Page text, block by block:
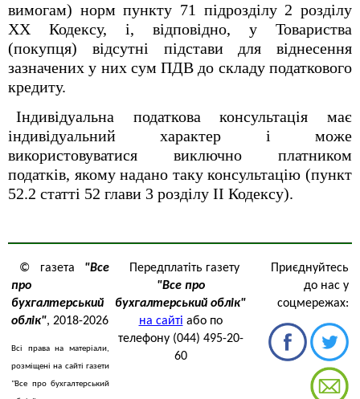
вимогам) норм пункту 71 підрозділу 2 розділу
ХХ Кодексу, і, відповідно, у Товариства
(покупця) відсутні підстави для віднесення
зазначених у них сум ПДВ до складу податкового
кредиту.
Індивідуальна податкова консультація має
індивідуальний характер і може
використовуватися виключно платником
податків, якому надано таку консультацію (пункт
52.2 статті 52 глави 3 розділу ІІ Кодексу).
© газета "Все
про
бухгалтерський
облік", 2018-2026
Всі права на матеріали,
розміщені на сайті газети
"Все про бухгалтерський
Передплатіть газету
"Все про
бухгалтерський облік"
на сайті або по
телефону (044) 495-20-
60
Приєднуйтесь
до нас у
соцмережах: